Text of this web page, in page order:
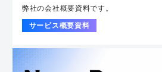
弊社の会社概要資料です。
サービス概要資料